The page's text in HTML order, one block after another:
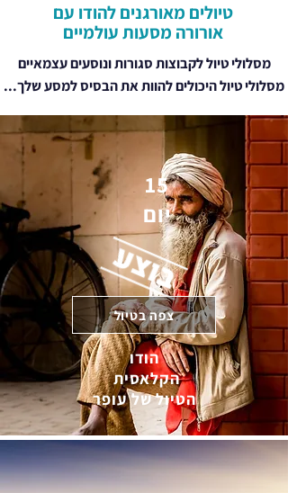
טיולים מאורגנים להודו עם
אורורה מסעות עולמיים
מסלולי טיול לקבוצות סגורות ונוסעים עצמאיים
מסלולי טיול היכולים להוות את הבסיס למסע שלך...
15
יום
צפה בטיול
הודו
הקלאסית
הטיול של עופר